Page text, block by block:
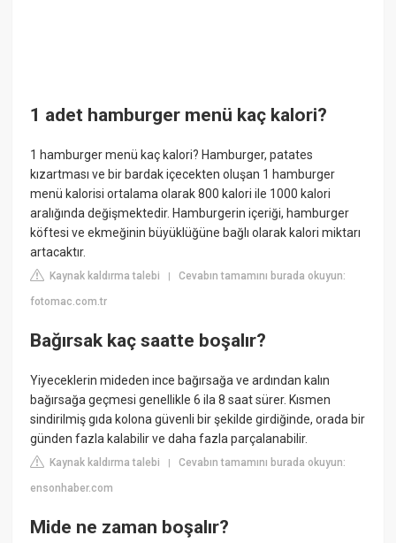
1 adet hamburger menü kaç kalori?
1 hamburger menü kaç kalori? Hamburger, patates
kızartması ve bir bardak içecekten oluşan 1 hamburger
menü kalorisi ortalama olarak 800 kalori ile 1000 kalori
aralığında değişmektedir. Hamburgerin içeriği, hamburger
köftesi ve ekmeğinin büyüklüğüne bağlı olarak kalori miktarı
artacaktır.
Kaynak kaldırma talebi |Cevabın tamamını burada okuyun:
fotomac.com.tr
Bağırsak kaç saatte boşalır?
Yiyeceklerin mideden ince bağırsağa ve ardından kalın
bağırsağa geçmesi genellikle 6 ila 8 saat sürer. Kısmen
sindirilmiş gıda kolona güvenli bir şekilde girdiğinde, orada bir
günden fazla kalabilir ve daha fazla parçalanabilir.
Kaynak kaldırma talebi |Cevabın tamamını burada okuyun:
ensonhaber.com
Mide ne zaman boşalır?